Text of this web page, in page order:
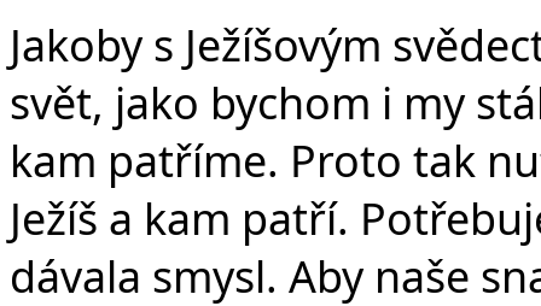
Jakoby s Ježíšovým
svět, jako bychom i my
kam patříme. Proto tak
Ježíš a kam patří.
dávala smysl. Aby naše